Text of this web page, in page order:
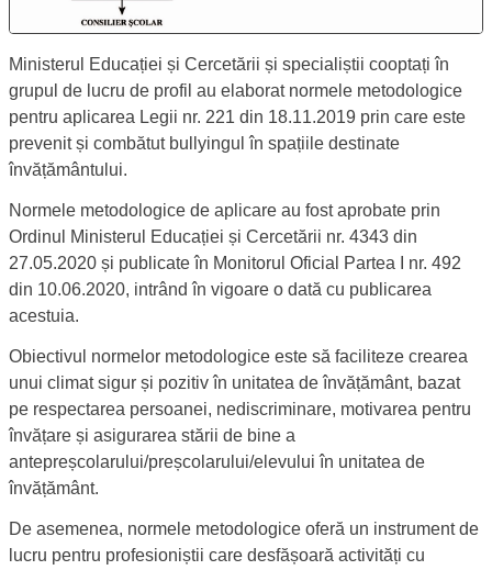
Plan
Implementare
Implementarea planului de intervenție antibullying
Ministerul Educației și Cercetării și specialiștii cooptați în
grupul de lucru de profil au elaborat normele metodologice
pentru aplicarea Legii nr. 221 din 18.11.2019 prin care este
prevenit și combătut bullyingul în spațiile destinate
învățământului.
Normele metodologice de aplicare au fost aprobate prin
Ordinul Ministerul Educației și Cercetării nr. 4343 din
27.05.2020 și publicate în Monitorul Oficial Partea I nr. 492
din 10.06.2020, intrând în vigoare o dată cu publicarea
acestuia.
Obiectivul normelor metodologice este să faciliteze crearea
unui climat sigur și pozitiv în unitatea de învățământ, bazat
pe respectarea persoanei, nediscriminare, motivarea pentru
învățare și asigurarea stării de bine a
antepreșcolarului/preșcolarului/elevului în unitatea de
învățământ.
De asemenea, normele metodologice oferă un instrument de
lucru pentru profesioniștii care desfășoară activități cu